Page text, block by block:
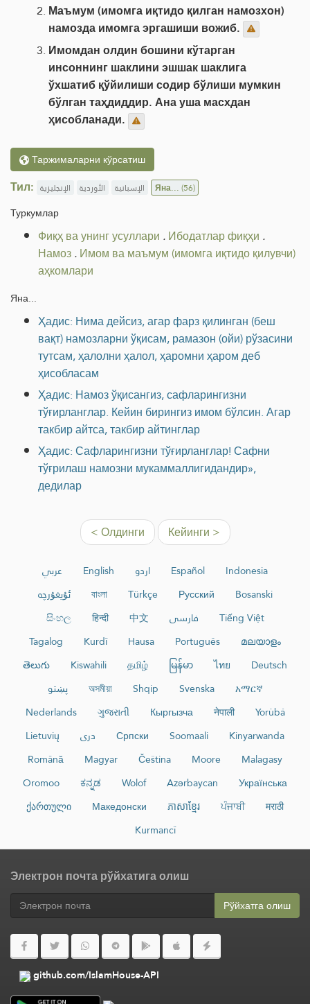
Маъмум (имомга иқтидо қилган намозхон)
намозда имомга эргашиши вожиб.
Имомдан олдин бошини кўтарган
инсоннинг шаклини эшшак шаклига
ўхшатиб қўйилиши содир бўлиши мумкин
бўлган таҳдиддир. Ана уша масхдан
ҳисобланади.
Таржималарни кўрсатиш
Тил: الإنجليزية الأوردية الإسبانية Яна...(56)
Туркумлар
Фиқҳ ва унинг усуллари .Ибодатлар фиқҳи .
Намоз.Имом ва маъмум (имомга иқтидо қилувчи)
аҳкомлари
Яна...
Ҳадис: Нима дейсиз, агар фарз қилинган (беш
вақт) намозларни ўқисам, рамазон (ойи) рўзасини
тутсам, ҳалолни ҳалол, ҳаромни ҳаром деб
ҳисобласам
Ҳадис: Намоз ўқисангиз, сафларингизни
тўғирланглар. Кейин бирингиз имом бўлсин. Агар
такбир айтса, такбир айтинглар
Ҳадис: Сафларингизни тўғирланглар! Сафни
тўғрилаш намозни мукаммаллигидандир»,
дедилар
< Олдинги Кейинги >
عربي English اردو Español
Indonesia
ئۇيغۇرچە
বাংলা Türkçe Русский
Bosanski
සිංහල
हिन्दी 中文 فارسی
Tiếng Việt
Tagalog
Kurdî Hausa Português
മലയാളം
తెలుగు
Kiswahili தமிழ் မြန်မာ ไทย
Deutsch
پښتو
অসমীয়া Shqip Svenska
አማርኛ
Nederlands
ગુજરાતી Кыргызча नेपाली
Yorùbá
Lietuvių
دری Српски Soomaali
Kinyarwanda
Română
Magyar Čeština Moore
Malagasy
Oromoo
ಕನ್ನಡ Wolof Azərbaycan
Українська
ქართული
Македонски ភាសាខ្មែរ ਪੰਜਾਬੀ
मराठी
Kurmancî
Электрон почта рўйхатига олиш
Рўйхатга олиш
github.com/IslamHouse-API